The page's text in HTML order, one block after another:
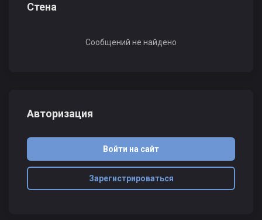
Стена
Сообщений не найдено
Авторизация
Войти на сайт
Зарегистрироваться